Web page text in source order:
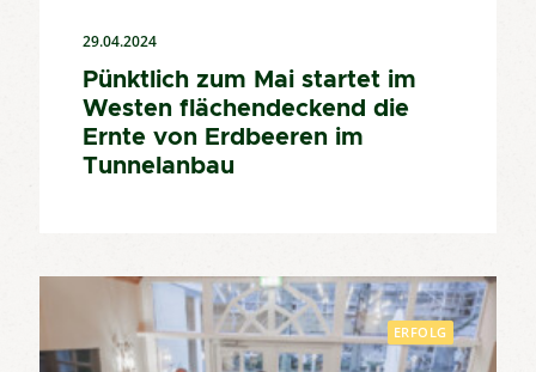
29.04.2024
Pünktlich zum Mai startet im
Westen flächendeckend die
Ernte von Erdbeeren im
Tunnelanbau
ERFOLG